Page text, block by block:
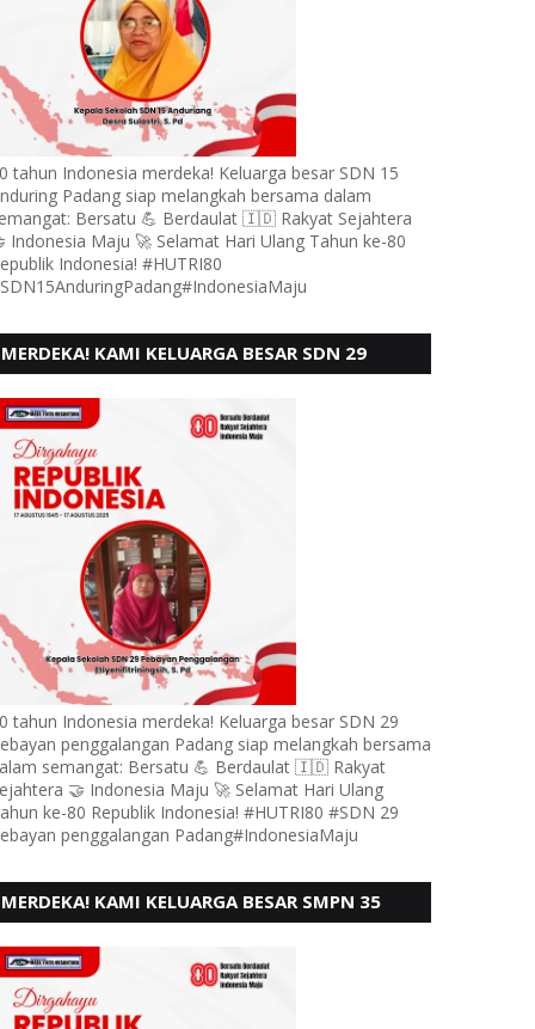
tahun Indonesia merdeka! Keluarga besar SDN 15
Padang siap melangkah bersama dalam
Bersatu 💪 Berdaulat 🇮🇩 Rakyat Sejahtera
Indonesia Maju 🚀 Selamat Hari Ulang Tahun ke-80
Indonesia! #HUTRI80
MERDEKA! KAMI KELUARGA BESAR SDN 29
MENGUCAPKAN HUT RI KE - 80
tahun Indonesia merdeka! Keluarga besar SDN 29
penggalangan Padang siap melangkah bersama
semangat: Bersatu 💪 Berdaulat 🇮🇩 Rakyat
🤝 Indonesia Maju 🚀 Selamat Hari Ulang
ke-80 Republik Indonesia! #HUTRI80 #SDN 29
penggalangan Padang#IndonesiaMaju
MERDEKA! KAMI KELUARGA BESAR SMPN 35